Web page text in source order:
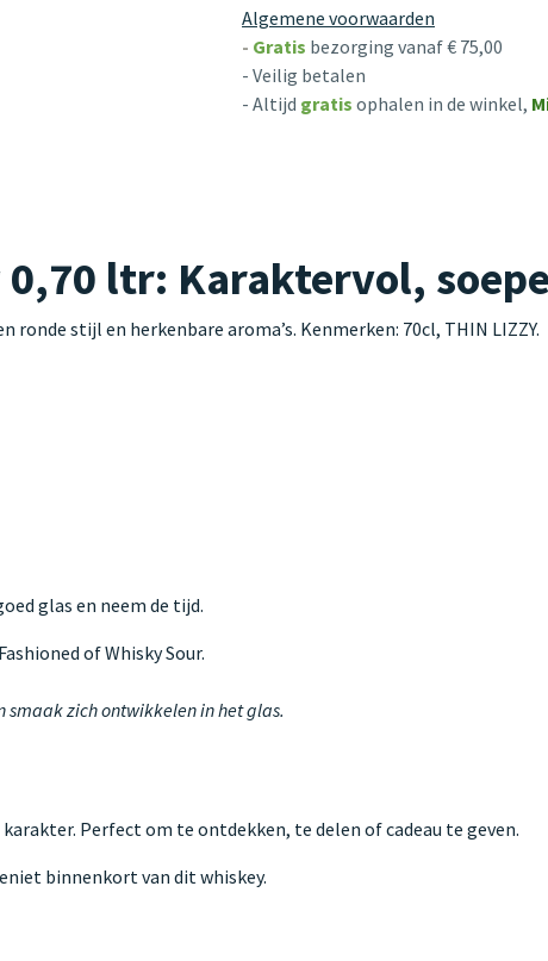
Algemene voorwaarden
- Gratis bezorging vanaf € 75,00
- Veilig betalen
- Altijd gratis ophalen in de winkel,
0,70 ltr: Karaktervol,
ronde stijl en herkenbare aroma’s. Kenmerken: 70cl, THIN LIZZY.
glas en neem de tijd.
of Whisky Sour.
zich ontwikkelen in het glas.
Perfect om te ontdekken, te delen of cadeau te geven.
binnenkort van dit whiskey.